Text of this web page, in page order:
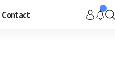
Contact